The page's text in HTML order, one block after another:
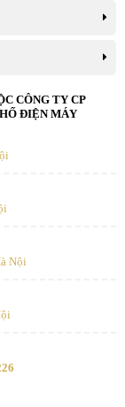
CÔNG TY CP
ĐIỆN MÁY
Nội